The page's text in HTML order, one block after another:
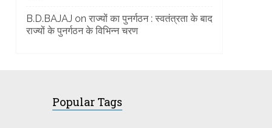
B.D.BAJAJ on राज्यों का पुनर्गठन : स्वतंत्रता के बाद
राज्यों के पुनर्गठन के विभिन्न चरण
Popular Tags